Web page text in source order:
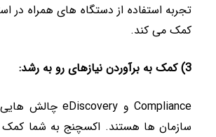
تجربه استفاده از دستگاه های همراه در
کمک می کند.
3) کمک به برآوردن نیازهای رو به رشد:
Complianceو eDiscoveryچالش هایی
سازمان ها هستند. اکسچنج به شما کمک